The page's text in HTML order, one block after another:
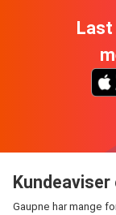
Last
Kundeaviser
Gaupne har mange